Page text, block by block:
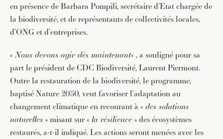
en présence de Barbara Pompili, secrétaire d’Etat chargée de
la biodiversité, et de représentants de collectivités locales,
d’ONG et d’entreprises.
«Nous devons agir dès maintenant« , a souligné pour sa
part le président de CDC Biodiversité, Laurent Piermont.
Outre la restauration de la biodiversité, le programme,
baptisé Nature 2050, veut favoriser l’adaptation au
changement climatique en recourant à « des solutions
naturelles » misant sur « la résilience » des écosystèmes
restaurés, a-t-il indiqué. Les actions seront menées avec les